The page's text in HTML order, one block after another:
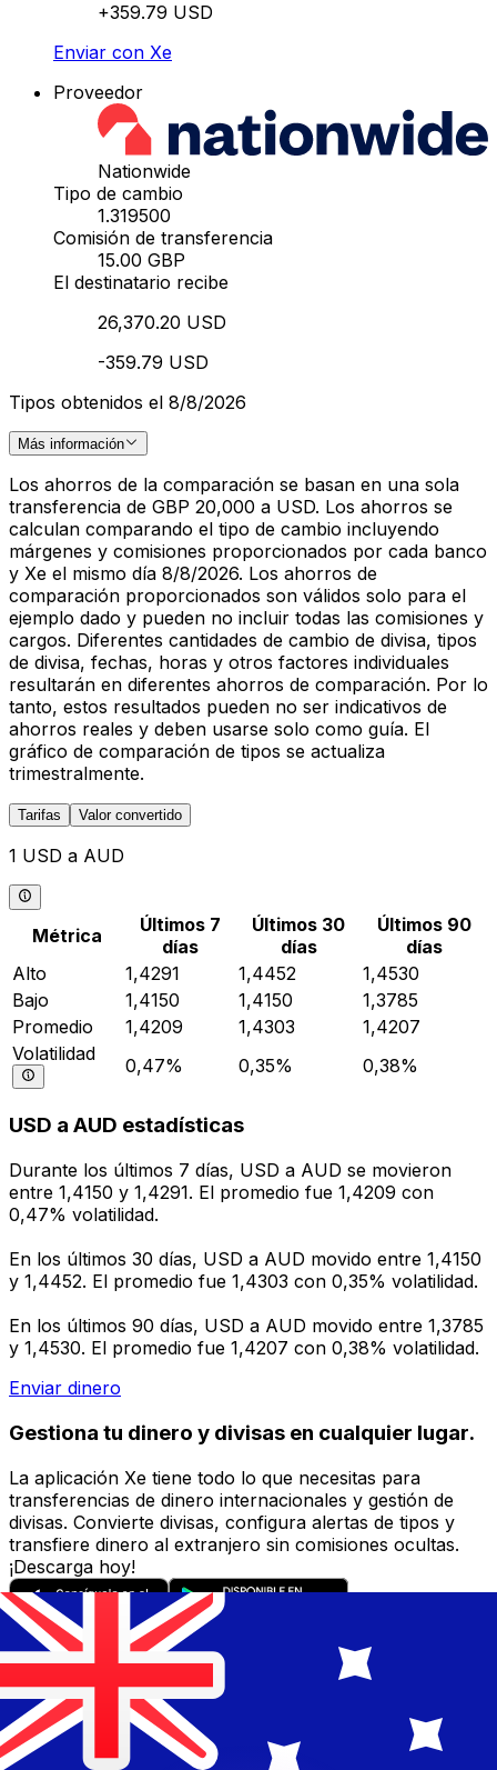
+359.79 USD
Enviar con Xe
Proveedor
Nationwide
Tipo de cambio
1.319500
Comisión de transferencia
15.00 GBP
El destinatario recibe
26,370.20 USD
-359.79 USD
Tipos obtenidos el 8/8/2026
Más información
Los ahorros de la comparación se basan en una sola
transferencia de GBP 20,000 a USD. Los ahorros se
calculan comparando el tipo de cambio incluyendo
márgenes y comisiones proporcionados por cada banco
y Xe el mismo día 8/8/2026. Los ahorros de
comparación proporcionados son válidos solo para el
ejemplo dado y pueden no incluir todas las comisiones y
cargos. Diferentes cantidades de cambio de divisa, tipos
de divisa, fechas, horas y otros factores individuales
resultarán en diferentes ahorros de comparación. Por lo
tanto, estos resultados pueden no ser indicativos de
ahorros reales y deben usarse solo como guía. El
gráfico de comparación de tipos se actualiza
trimestralmente.
Tarifas Valor convertido
1 USD a AUD
Métrica
Últimos 7
días
Últimos 30
días
Últimos 90
días
Alto
1,4291 1,4452
1,4530
Bajo
1,4150 1,4150
1,3785
Promedio
1,4209 1,4303
1,4207
Volatilidad
0,47% 0,35% 0,38%
USD a AUD estadísticas
Durante los últimos 7 días, USD a AUD se movieron
entre 1,4150 y 1,4291. El promedio fue 1,4209 con
0,47% volatilidad.
En los últimos 30 días, USD a AUD movido entre 1,4150
y 1,4452. El promedio fue 1,4303 con 0,35% volatilidad.
En los últimos 90 días, USD a AUD movido entre 1,3785
y 1,4530. El promedio fue 1,4207 con 0,38% volatilidad.
Enviar dinero
Gestiona tu dinero y divisas en cualquier lugar.
La aplicación Xe tiene todo lo que necesitas para
transferencias de dinero internacionales y gestión de
divisas. Convierte divisas, configura alertas de tipos y
transfiere dinero al extranjero sin comisiones ocultas.
¡Descarga hoy!